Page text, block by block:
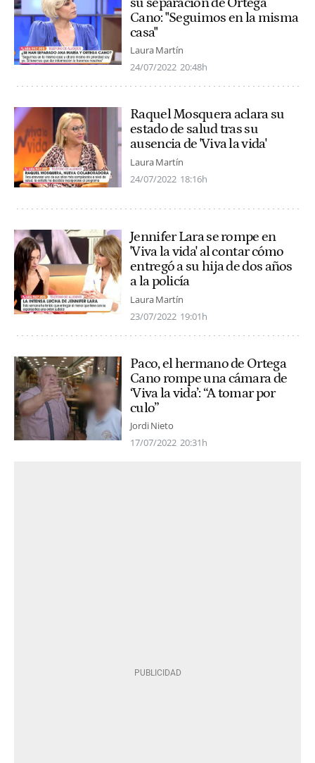
Cano: "Seguimos en la misma
casa"
Laura Martín
24/07/2022 20:48h
Raquel Mosquera aclara su
estado de salud tras su
ausencia de 'Viva la vida'
Laura Martín
24/07/2022 18:16h
Jennifer Lara se rompe en
'Viva la vida' al contar cómo
entregó a su hija de dos años
a la policía
Laura Martín
23/07/2022 19:01h
Paco, el hermano de Ortega
Cano rompe una cámara de
‘Viva la vida’: “A tomar por
culo”
Jordi Nieto
17/07/2022 20:31h